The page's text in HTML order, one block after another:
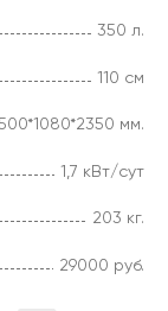
350 л.
110 см
мм.
1,7 кВт/сут
203 кг.
29000 руб.